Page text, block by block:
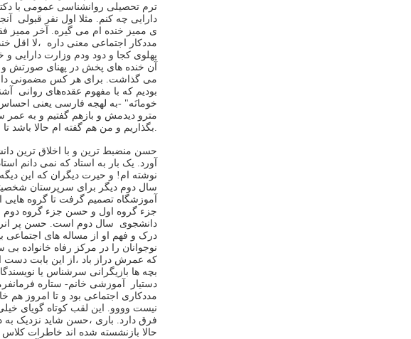
ترم تحصیلی روانشناسی عمومی با
دارایی چه کنم‪ . مثلا اول نفر قبولی
ی ممیز خنده ام می گیره‪. آخر ممیز
مددکار
اجتماعی معنی داره ،لا اقل
پهلوی کجا و دود ودم وزارت دارایی و
آن خنده های پخش در پهنای صورتش
می گذاشت‪ . برای هر کس مضمونی
بودیم که با مفهوم عقدههای روانی
خومانَه" -به لهجه فارسی یعنی
مترو دیدمش و باز هم گفتیم و به عمر
بگذاریم و من هم گفته ام حالا باشد تا‪.
حسن منضبط ترین و با اخلاق ترین
آورد‪ . یک بار به استاد که نمی دانم
نوشته ام! و حیرت دیگران که این
سال دوم دیگر برای سرپرستان
آموزشگاه تصمیم گرفت تا گروه هایی
جزء گروه اول و حسن جزء گروه دوم
دانشجوی سال دوم است‪ . حسن پر
درک و فهم او از مساله های اجتماعی
نوجوانان را در مرکز رفاه خانواده
که عمرش دراز باد ،از این بابت دست
بچه ها بازیگرانی سرشناس یا
دستیار
آموزشی خانم‪ - ستاره
مددکاری اجتماعی بود و تا امروز هم
نیست وووو‪ . این لقب کوتاه گویای
فرق دارد‪ . باری ،حسن شاید نزدیک به
حالا بازنشسته شده اند خاطرات کلاس